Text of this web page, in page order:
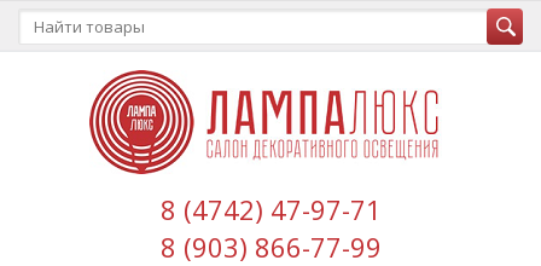
8 (4742) 47-97-71
8 (903) 866-77-99